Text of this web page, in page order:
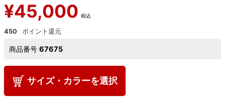
¥45,000 税込
450
商品番号 67675
サイズ・カラーを選択